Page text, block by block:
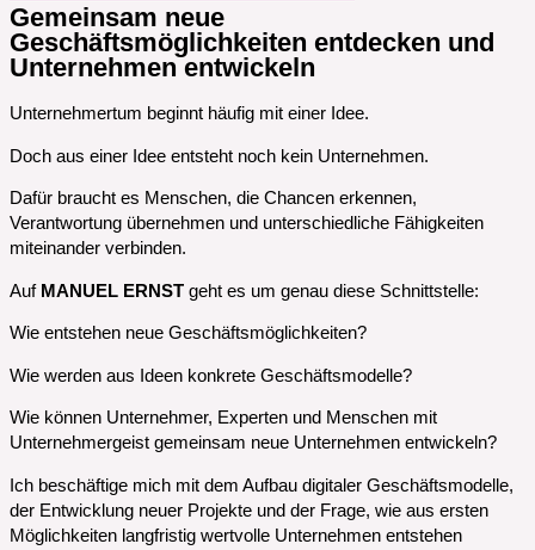
Gemeinsam neue
Geschäftsmöglichkeiten entdecken und
Unternehmen entwickeln
Unternehmertum beginnt häufig mit einer Idee.
Doch aus einer Idee entsteht noch kein Unternehmen.
Dafür braucht es Menschen, die Chancen erkennen,
Verantwortung übernehmen und unterschiedliche Fähigkeiten
miteinander verbinden.
Auf MANUEL ERNST geht es um genau diese Schnittstelle:
Wie entstehen neue Geschäftsmöglichkeiten?
Wie werden aus Ideen konkrete Geschäftsmodelle?
Wie können Unternehmer, Experten und Menschen mit
Unternehmergeist gemeinsam neue Unternehmen entwickeln?
Ich beschäftige mich mit dem Aufbau digitaler Geschäftsmodelle,
der Entwicklung neuer Projekte und der Frage, wie aus ersten
Möglichkeiten langfristig wertvolle Unternehmen entstehen